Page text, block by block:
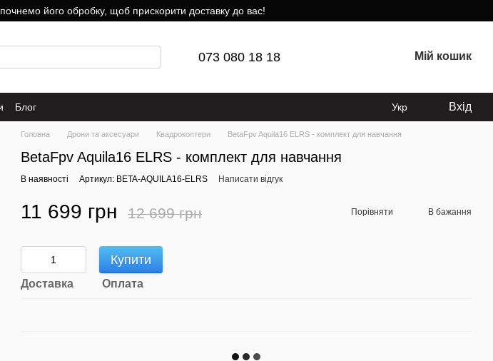
його обробку, щоб прискорити доставку до вас!
073 080 18 18 Мій кошик
Блог Укр Вхід
Головна Дрони та аксесуари Квадрокоптери BetaFpv Aquila16 ELRS - комплект для навчання
BetaFpv Aquila16 ELRS - комплект для навчання
В наявності Артикул: BETA-AQUILA16-ELRS Написати відгук
11 699 грн 12 699 грн Порівняти В бажання
Купити
Доставка Оплата